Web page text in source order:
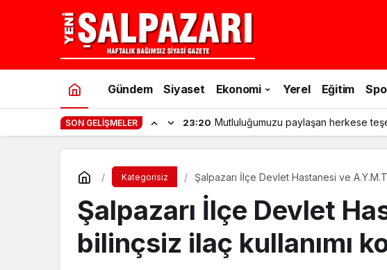
Gündem Siyaset Ekonomi Yerel Eğitim
SON GELIŞMELER 23:20 Mutluluğumuzu paylaşan herkese
Kategorisiz Şalpazarı İlçe Devlet Hastanesi ve
Şalpazarı İlçe Devlet
bilinçsiz ilaç kullanımı